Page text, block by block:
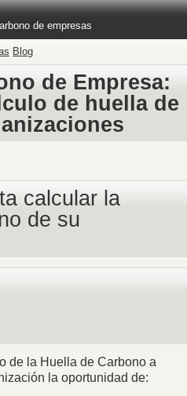
de empresas
Blog
de Empresa:
de huella de
calcular la
de su
de la Huella de Carbono a
la oportunidad de: